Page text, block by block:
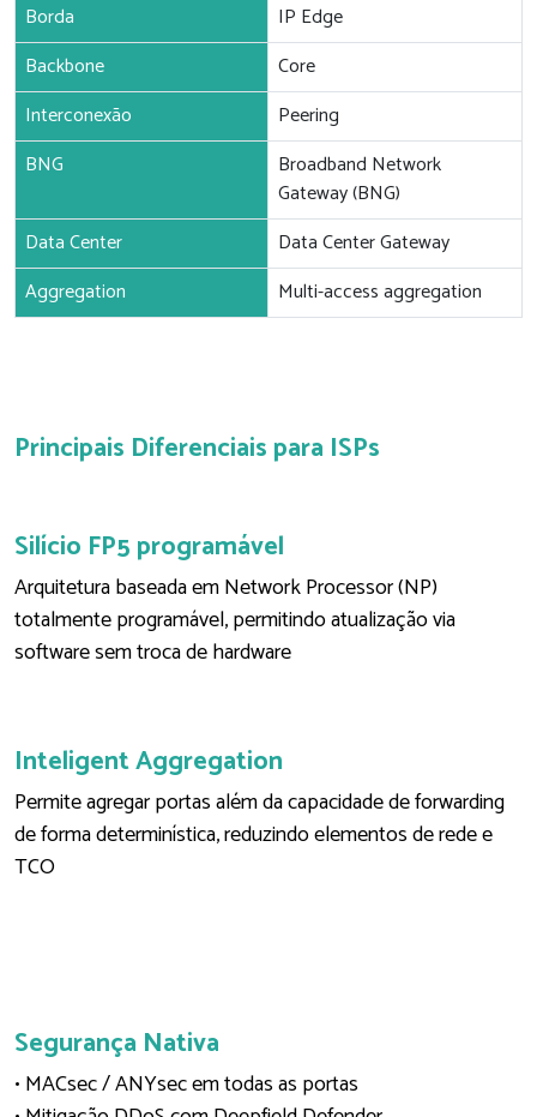
Borda
IP Edge
Backbone
Core
Interconexão
Peering
BNG
Broadband Network
Gateway (BNG)
Data Center
Data Center Gateway
Aggregation
Multi-access aggregation
Principais Diferenciais para ISPs
Silício FP5 programável
Arquitetura baseada em Network Processor (NP)
totalmente programável, permitindo atualização via
software sem troca de hardware
Inteligent Aggregation
Permite agregar portas além da capacidade de forwarding
de forma determinística, reduzindo elementos de rede e
TCO
Segurança Nativa
• MACsec / ANYsec em todas as portas